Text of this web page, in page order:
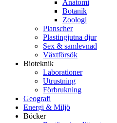
Anatomi
Botanik
Zoologi
Planscher
Plastingjutna djur
Sex & samlevnad
Växtförsök
Bioteknik
Laborationer
Utrustning
Förbrukning
Geografi
Energi & Miljö
Böcker